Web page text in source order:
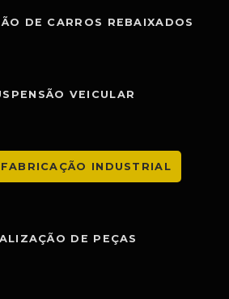
DE CARROS REBAIXADOS
VEICULAR
INDUSTRIAL
DE PEÇAS